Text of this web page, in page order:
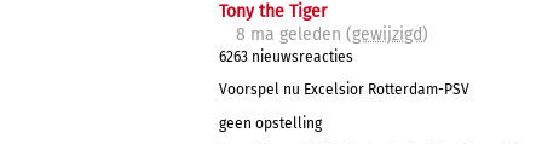
Tony the Tiger
8 ma geleden (gewijzigd)
6263 nieuwsreacties
Voorspel nu Excelsior Rotterdam-PSV
geen opstelling